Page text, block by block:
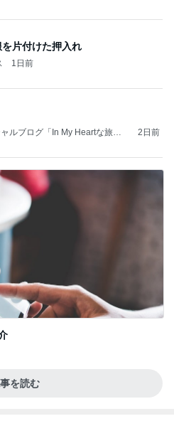
片付けた押入れ
1日前
ルブログ「In My Heartな旅日
2日前
を読む